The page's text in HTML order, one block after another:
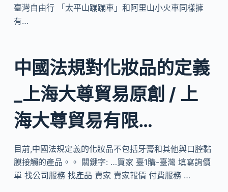
臺灣自由行 「太平山蹦蹦車」和阿里山小火車同樣擁
有…
中國法規對化妝品的定義
_上海大尊貿易原創 / 上
海大尊貿易有限…
目前,中國法規定義的化妝品不包括牙膏和其他與口腔黏
膜接觸的產品。。 關鍵字: …買家 臺1購-臺灣 填寫詢價
單 找公司服務 找產品 賣家 賣家報價 付費服務 …